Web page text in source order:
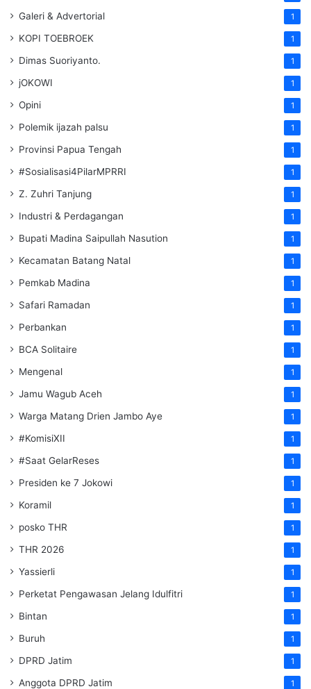
Galeri & Advertorial 1
KOPI TOEBROEK 1
Dimas Suoriyanto. 1
jOKOWI 1
Opini 1
Polemik ijazah palsu 1
Provinsi Papua Tengah 1
#Sosialisasi4PilarMPRRI 1
Z. Zuhri Tanjung 1
Industri & Perdagangan 1
Bupati Madina Saipullah Nasution 1
Kecamatan Batang Natal 1
Pemkab Madina 1
Safari Ramadan 1
Perbankan 1
BCA Solitaire 1
Mengenal 1
Jamu Wagub Aceh 1
Warga Matang Drien Jambo Aye 1
#KomisiXII 1
#Saat GelarReses 1
Presiden ke 7 Jokowi 1
Koramil 1
posko THR 1
THR 2026 1
Yassierli 1
Perketat Pengawasan Jelang Idulfitri 1
Bintan 1
Buruh 1
DPRD Jatim 1
Anggota DPRD Jatim 1